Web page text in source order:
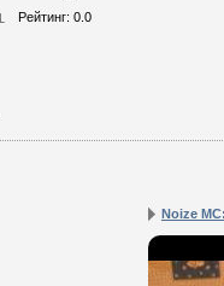
Рейтинг: 0.0
Noize